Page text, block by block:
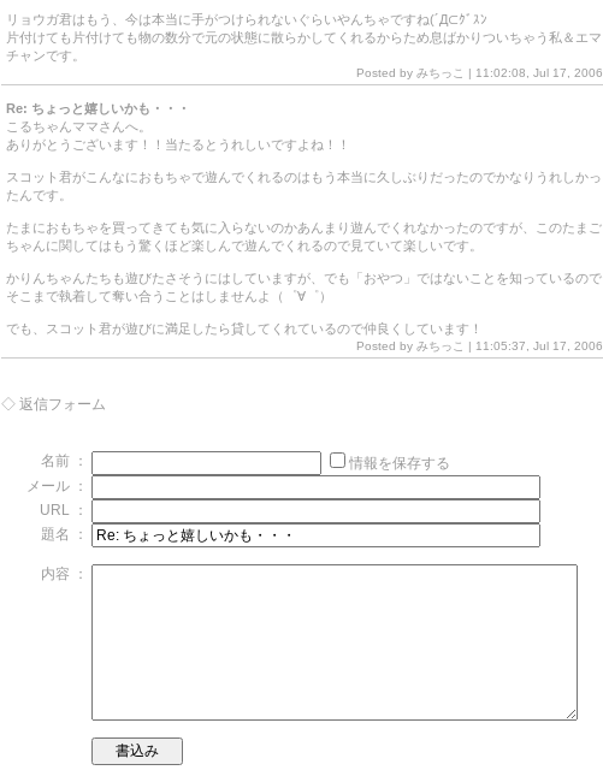
リョウガ君はもう、今は本当に手がつけられないぐらいやんちゃですね(´Д⊂ｸﾞｽﾝ
片付けても片付けても物の数分で元の状態に散らかしてくれるからため息ばかりついちゃう私＆エマ
チャンです。
Posted by みちっこ | 11:02:08, Jul 17, 2006
Re: ちょっと嬉しいかも・・・
こるちゃんママさんへ。
ありがとうございます！！当たるとうれしいですよね！！
スコット君がこんなにおもちゃで遊んでくれるのはもう本当に久しぶりだったのでかなりうれしかっ
たんです。
たまにおもちゃを買ってきても気に入らないのかあんまり遊んでくれなかったのですが、このたまご
ちゃんに関してはもう驚くほど楽しんで遊んでくれるので見ていて楽しいです。
かりんちゃんたちも遊びたさそうにはしていますが、でも「おやつ」ではないことを知っているので
そこまで執着して奪い合うことはしませんよ（゜∀゜）
でも、スコット君が遊びに満足したら貸してくれているので仲良くしています！
Posted by みちっこ | 11:05:37, Jul 17, 2006
◇ 返信フォーム
名前 ：
情報を保存する
メール ：
URL ：
題名 ：
内容 ：